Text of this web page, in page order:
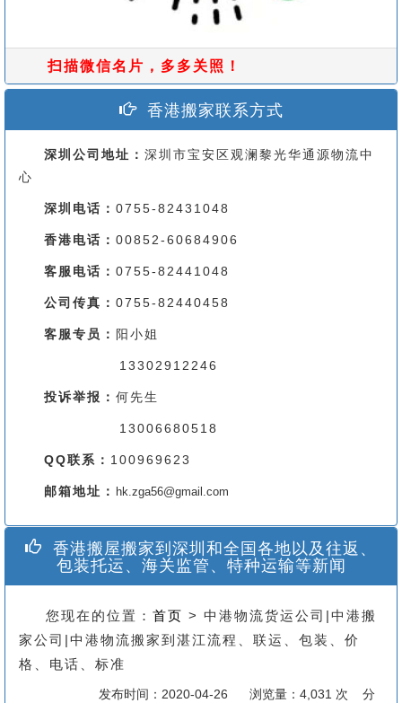
扫描微信名片，多多关照！
香港搬家联系方式
深圳公司地址： 深圳市宝安区观澜黎光华通源物流中
心
深圳电话： 0755-82431048
香港电话： 00852-60684906
客服电话： 0755-82441048
公司传真： 0755-82440458
客服专员： 阳小姐
13302912246
投诉举报： 何先生
13006680518
QQ联系： 100969623
邮箱地址： hk.zga56@gmail.com
香港搬屋搬家到深圳和全国各地以及往返、
包装托运、海关监管、特种运输等新闻
您现在的位置： 首页 > 中港物流货运公司|中港搬
家公司|中港物流搬家到湛江流程、联运、包装、价
格、电话、标准
发布时间：2020-04-26 浏览量：4,031 次 分